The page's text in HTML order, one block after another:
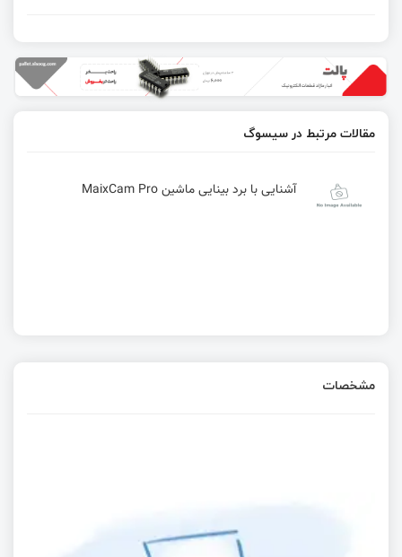
مقالات مرتبط در سیسوگ
آشنایی با برد بینایی ماشین MaixCam Pro
مشخصات